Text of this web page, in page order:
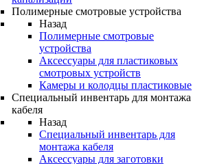
Полимерные смотровые устройства
Назад
Полимерные смотровые
устройства
Аксессуары для пластиковых
смотровых устройств
Камеры и колодцы пластиковые
Специальный инвентарь для монтажа
кабеля
Назад
Специальный инвентарь для
монтажа кабеля
Аксессуары для заготовки